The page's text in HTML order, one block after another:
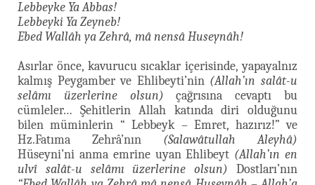
Lebbeyke Ya Abbas!
Lebbeyki Ya Zeyneb!
Ebed Wallâh ya Zehrâ, mâ nensâ Huseynâh!
Asırlar önce, kavurucu sıcaklar içerisinde, yapayalnız
kalmış Peygamber ve Ehlibeyti’nin (Allah’ın salât-u
selâmı üzerlerine olsun)çağrısına cevaptı bu
cümleler… Şehitlerin Allah katında diri olduğunu
bilen müminlerin “ Lebbeyk – Emret, hazırız!” ve
Hz.Fatıma Zehrâ’nın (Salawâtullah Aleyhâ)
Hüseyni’ni anma emrine uyan Ehlibeyt (Allah’ın en
ulvî salât-u selâmı üzerlerine olsun) Dostları’nın